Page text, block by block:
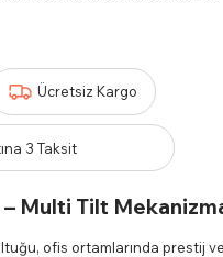
3 Taksit
Ücretsiz Kargo
Multi Tilt
ofis ortamlarında prestij